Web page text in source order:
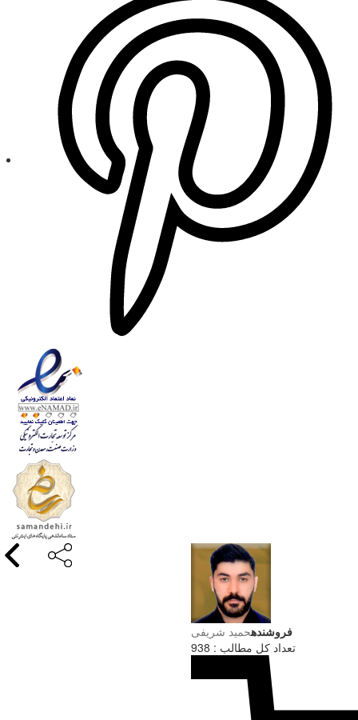
فروشندهحميد شریفی
تعداد کل مطالب : 938